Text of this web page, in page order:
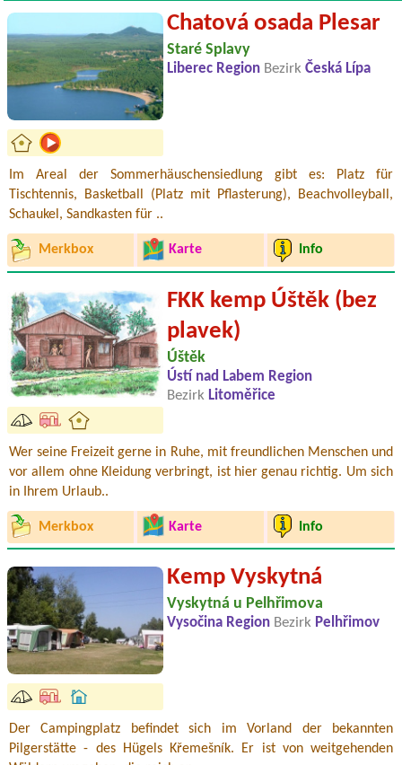
Chatová osada Plesar
Staré Splavy
Liberec Region Bezirk Česká Lípa
Im Areal der Sommerhäuschensiedlung gibt es: Platz für
Tischtennis, Basketball (Platz mit Pflasterung), Beachvolleyball,
Schaukel, Sandkasten für ..
Merkbox Karte Info
FKK kemp Úštěk (bez
plavek)
Úštěk
Ústí nad Labem Region
Bezirk Litoměřice
Wer seine Freizeit gerne in Ruhe, mit freundlichen Menschen und
vor allem ohne Kleidung verbringt, ist hier genau richtig. Um sich
in Ihrem Urlaub..
Merkbox Karte Info
Kemp Vyskytná
Vyskytná u Pelhřimova
Vysočina Region Bezirk Pelhřimov
Der Campingplatz befindet sich im Vorland der bekannten
Pilgerstätte - des Hügels Křemešník. Er ist von weitgehenden